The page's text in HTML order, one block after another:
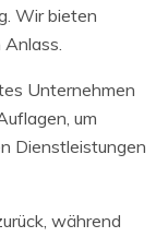
Wir bieten
Unternehmen
um
Dienstleistungen
während